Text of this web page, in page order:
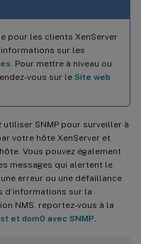
pour les clients XenServer
sur les
. Pour mettre à niveau ou
vous sur le Site web
SNMP pour surveiller à
votre hôte XenServer et
Vous pouvez également
messages qui alertent le
erreur ou une défaillance
d’informations sur la
NMS, reportez-vous à la
et dom0 avec SNMP